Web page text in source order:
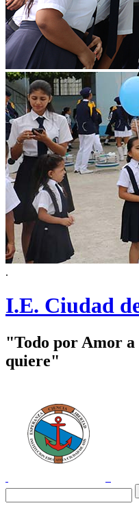
.
I.E. Ciudad
"Todo por Amor a
quiere"